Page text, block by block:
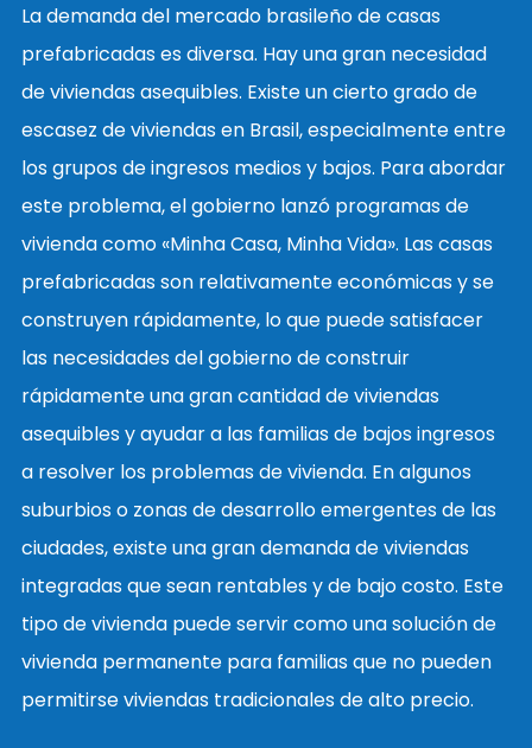
La demanda del mercado brasileño de casas
prefabricadas es diversa. Hay una gran necesidad
de viviendas asequibles. Existe un cierto grado de
escasez de viviendas en Brasil, especialmente entre
los grupos de ingresos medios y bajos. Para abordar
este problema, el gobierno lanzó programas de
vivienda como «Minha Casa, Minha Vida». Las casas
prefabricadas son relativamente económicas y se
construyen rápidamente, lo que puede satisfacer
las necesidades del gobierno de construir
rápidamente una gran cantidad de viviendas
asequibles y ayudar a las familias de bajos ingresos
a resolver los problemas de vivienda. En algunos
suburbios o zonas de desarrollo emergentes de las
ciudades, existe una gran demanda de viviendas
integradas que sean rentables y de bajo costo. Este
tipo de vivienda puede servir como una solución de
vivienda permanente para familias que no pueden
permitirse viviendas tradicionales de alto precio.